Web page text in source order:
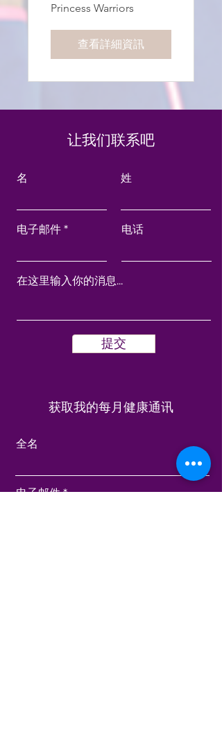
Princess Warriors
查看詳細資訊
让我们联系吧
名 姓
电子邮件 电话
提交
获取我的每月健康通讯
全名
电子邮件